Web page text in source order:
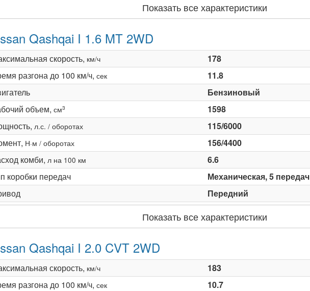
Показать все характеристики
Qashqai I 1.6 MT 2WD
скорость, км/ч
178
разгона до 100 км/ч, сек
11.8
Бензиновый
объем, см3
1598
л.с. / оборотах
115/6000
Н·м / оборотах
156/4400
комби, л на 100 км
6.6
коробки передач
Механическая, 5 передач
Передний
Показать все характеристики
Qashqai I 2.0 CVT 2WD
скорость, км/ч
183
разгона до 100 км/ч, сек
10.7